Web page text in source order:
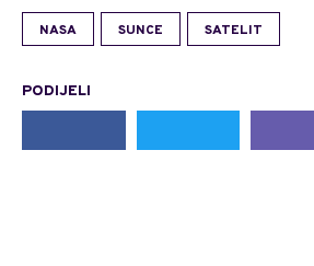
NASA SUNCE SATELIT
PODIJELI